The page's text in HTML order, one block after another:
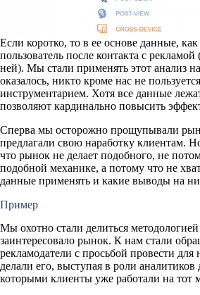
Если коротко, то в ее основе данные, как
пользователь после контакта с
ней). Мы стали применять этот анализ
оказалось, никто кроме нас не
инструментарием. Хотя все данные
позволяют кардинально повысить
Сперва мы осторожно прощупывали
предлагали свою наработку клиентам.
что рынок не делает подобного, не
подобной механике, а потому что не
данные применять и какие выводы на
Пример
Мы охотно стали делиться
заинтересовало рынок. К нам стали
рекламодатели с просьбой провести
делали его, выступая в роли аналитиков
которыми клиенты уже работали на тот